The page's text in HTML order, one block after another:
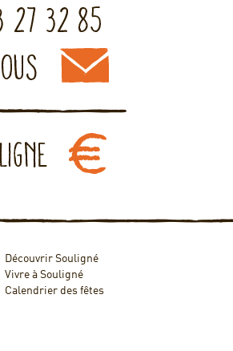
Découvrir Souligné
Vivre à Souligné
Calendrier des fêtes